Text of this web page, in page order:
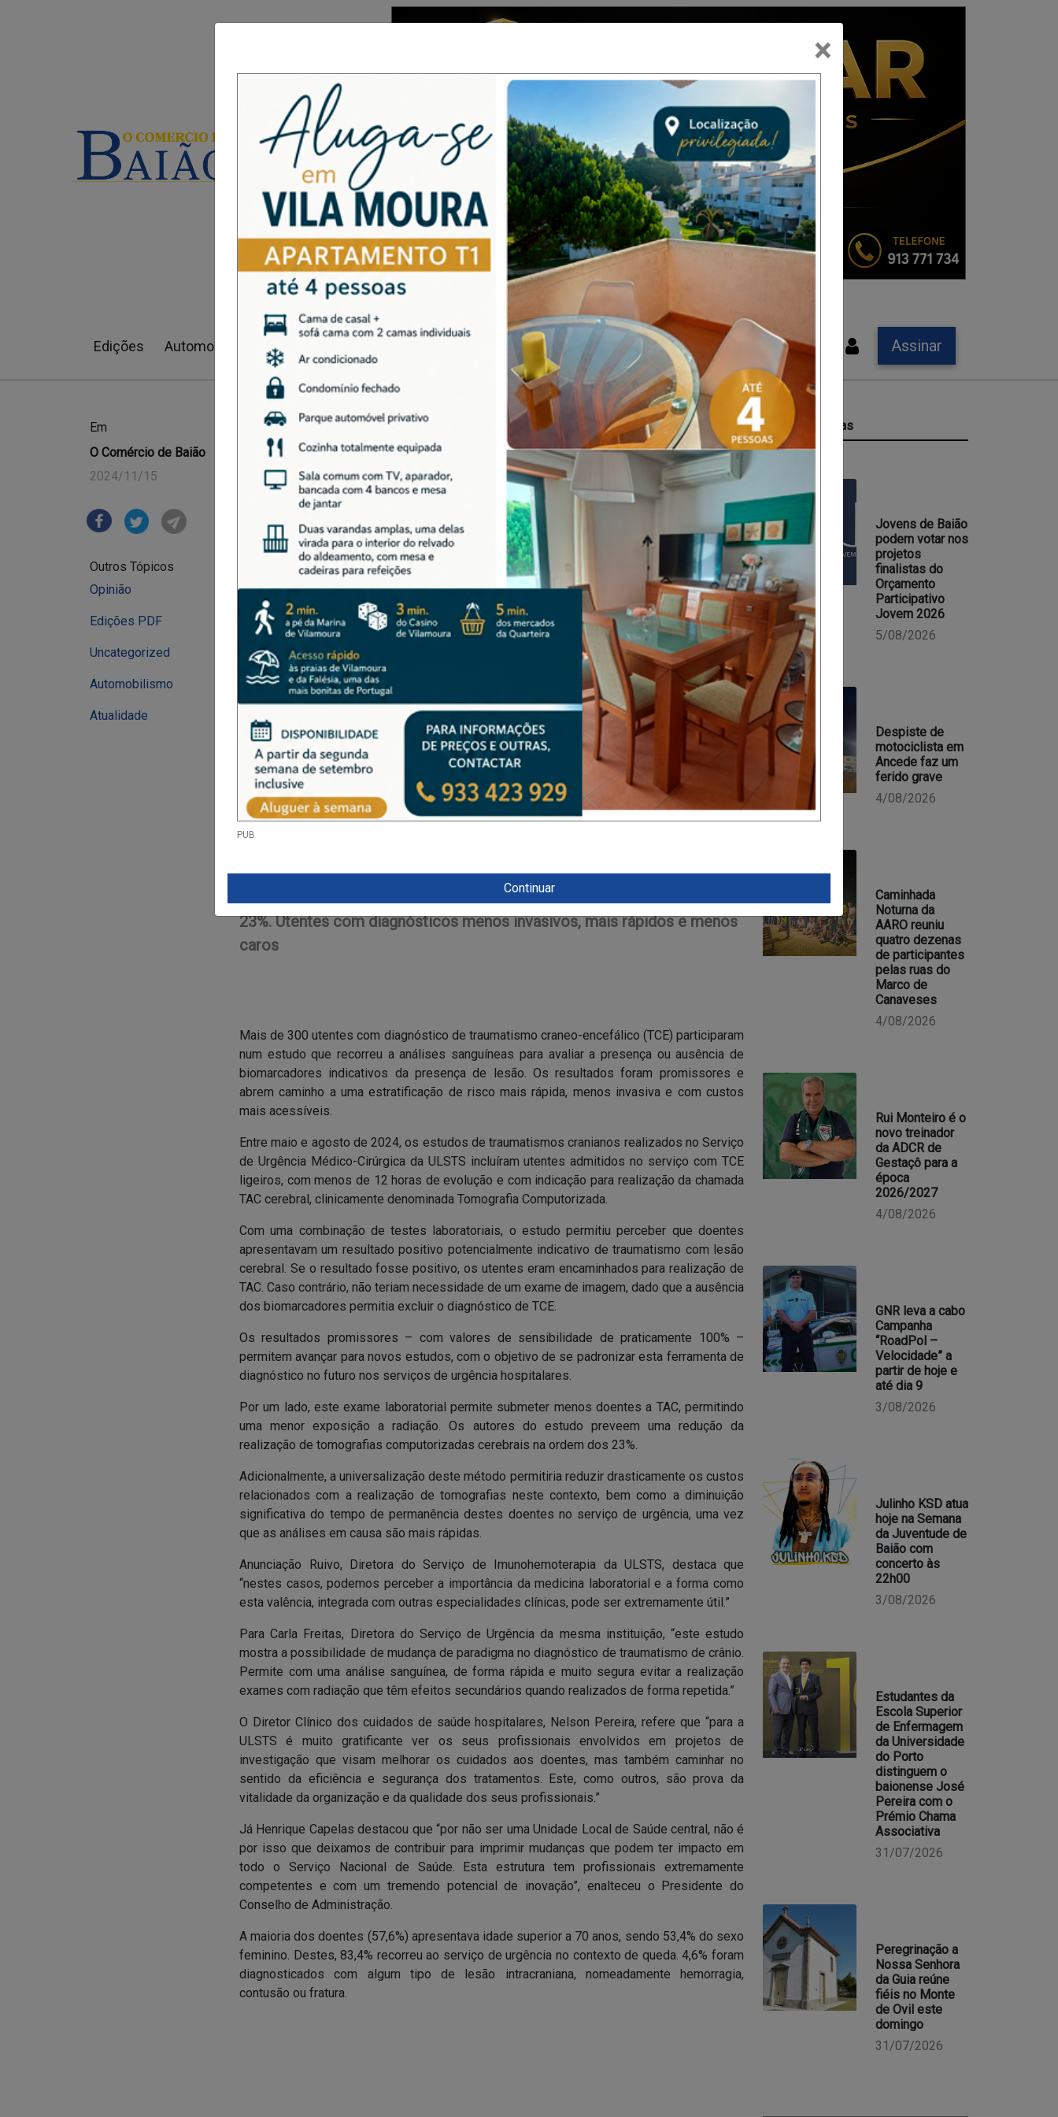
PUB
Edições Automobilismo Opinião Última Hora Assinar
×
PUB
Continuar
Em
O Comércio de Baião
2024/11/15
Outros Tópicos
Opinião
Edições PDF
Uncategorized
Automobilismo
Atualidade
ULSTS TESTA DIAGNÓSTICO DE
TRAUMATISMOS QUE PODE EVITAR
RECURSO À TAC
Cultura Destaque
Recurso à TAC no estudo com potencial reduziu utilização de TAC em
23%. Utentes com diagnósticos menos invasivos, mais rápidos e menos
caros
Mais de 300 utentes com diagnóstico de traumatismo craneo-encefálico (TCE) participaram
num estudo que recorreu a análises sanguíneas para avaliar a presença ou ausência de
biomarcadores indicativos da presença de lesão. Os resultados foram promissores e
abrem caminho a uma estratificação de risco mais rápida, menos invasiva e com custos
mais acessíveis.
Entre maio e agosto de 2024, os estudos de traumatismos cranianos realizados no Serviço
de Urgência Médico-Cirúrgica da ULSTS incluíram utentes admitidos no serviço com TCE
ligeiros, com menos de 12 horas de evolução e com indicação para realização da chamada
TAC cerebral, clinicamente denominada Tomografia Computorizada.
Com uma combinação de testes laboratoriais, o estudo permitiu perceber que doentes
apresentavam um resultado positivo potencialmente indicativo de traumatismo com lesão
cerebral. Se o resultado fosse positivo, os utentes eram encaminhados para realização de
TAC. Caso contrário, não teriam necessidade de um exame de imagem, dado que a ausência
dos biomarcadores permitia excluir o diagnóstico de TCE.
Os resultados promissores – com valores de sensibilidade de praticamente 100% –
permitem avançar para novos estudos, com o objetivo de se padronizar esta ferramenta de
diagnóstico no futuro nos serviços de urgência hospitalares.
Por um lado, este exame laboratorial permite submeter menos doentes a TAC, permitindo
uma menor exposição a radiação. Os autores do estudo preveem uma redução da
realização de tomografias computorizadas cerebrais na ordem dos 23%.
Adicionalmente, a universalização deste método permitiria reduzir drasticamente os custos
relacionados com a realização de tomografias neste contexto, bem como a diminuição
significativa do tempo de permanência destes doentes no serviço de urgência, uma vez
que as análises em causa são mais rápidas.
Anunciação Ruivo, Diretora do Serviço de Imunohemoterapia da ULSTS, destaca que
“nestes casos, podemos perceber a importância da medicina laboratorial e a forma como
esta valência, integrada com outras especialidades clínicas, pode ser extremamente útil.”
Para Carla Freitas, Diretora do Serviço de Urgência da mesma instituição, “este estudo
mostra a possibilidade de mudança de paradigma no diagnóstico de traumatismo de crânio.
Permite com uma análise sanguínea, de forma rápida e muito segura evitar a realização
exames com radiação que têm efeitos secundários quando realizados de forma repetida.”
O Diretor Clínico dos cuidados de saúde hospitalares, Nelson Pereira, refere que “para a
ULSTS é muito gratificante ver os seus profissionais envolvidos em projetos de
investigação que visam melhorar os cuidados aos doentes, mas também caminhar no
sentido da eficiência e segurança dos tratamentos. Este, como outros, são prova da
vitalidade da organização e da qualidade dos seus profissionais.”
Já Henrique Capelas destacou que “por não ser uma Unidade Local de Saúde central, não é
por isso que deixamos de contribuir para imprimir mudanças que podem ter impacto em
todo o Serviço Nacional de Saúde. Esta estrutura tem profissionais extremamente
competentes e com um tremendo potencial de inovação”, enalteceu o Presidente do
Conselho de Administração.
A maioria dos doentes (57,6%) apresentava idade superior a 70 anos, sendo 53,4% do sexo
feminino. Destes, 83,4% recorreu ao serviço de urgência no contexto de queda. 4,6% foram
diagnosticados com algum tipo de lesão intracraniana, nomeadamente hemorragia,
contusão ou fratura.
Últimas Notícias
Jovens de Baião
podem votar nos
projetos
finalistas do
Orçamento
Participativo
Jovem 2026
5/08/2026
Despiste de
motociclista em
Ancede faz um
ferido grave
4/08/2026
Caminhada
Noturna da
AARO reuniu
quatro dezenas
de participantes
pelas ruas do
Marco de
Canaveses
4/08/2026
Rui Monteiro é o
novo treinador
da ADCR de
Gestaçô para a
época
2026/2027
4/08/2026
GNR leva a cabo
Campanha
“RoadPol –
Velocidade” a
partir de hoje e
até dia 9
3/08/2026
Julinho KSD atua
hoje na Semana
da Juventude de
Baião com
concerto às
22h00
3/08/2026
Estudantes da
Escola Superior
de Enfermagem
da Universidade
do Porto
distinguem o
baionense José
Pereira com o
Prémio Chama
Associativa
31/07/2026
Peregrinação a
Nossa Senhora
da Guia reúne
fiéis no Monte
de Ovil este
domingo
31/07/2026